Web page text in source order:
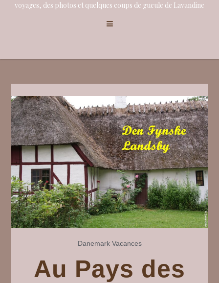
voyages, des photos et quelques coups de gueule de Lavandine
Danemark Vacances
Au Pays des